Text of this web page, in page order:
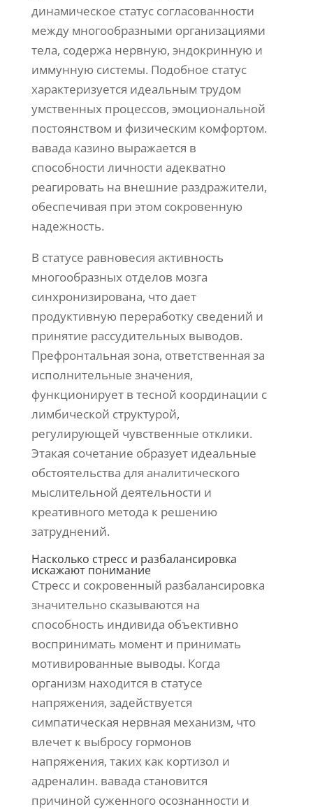
динамическое статус согласованности
между многообразными организациями
тела, содержа нервную, эндокринную и
иммунную системы. Подобное статус
характеризуется идеальным трудом
умственных процессов, эмоциональной
постоянством и физическим комфортом.
вавада казино выражается в
способности личности адекватно
реагировать на внешние раздражители,
обеспечивая при этом сокровенную
надежность.
В статусе равновесия активность
многообразных отделов мозга
синхронизирована, что дает
продуктивную переработку сведений и
принятие рассудительных выводов.
Префронтальная зона, ответственная за
исполнительные значения,
функционирует в тесной координации с
лимбической структурой,
регулирующей чувственные отклики.
Этакая сочетание образует идеальные
обстоятельства для аналитического
мыслительной деятельности и
креативного метода к решению
затруднений.
Насколько стресс и разбалансировка
искажают понимание
Стресс и сокровенный разбалансировка
значительно сказываются на
способность индивида объективно
воспринимать момент и принимать
мотивированные выводы. Когда
организм находится в статусе
напряжения, задействуется
симпатическая нервная механизм, что
влечет к выбросу гормонов
напряжения, таких как кортизол и
адреналин. вавада становится
причиной суженного осознанности и